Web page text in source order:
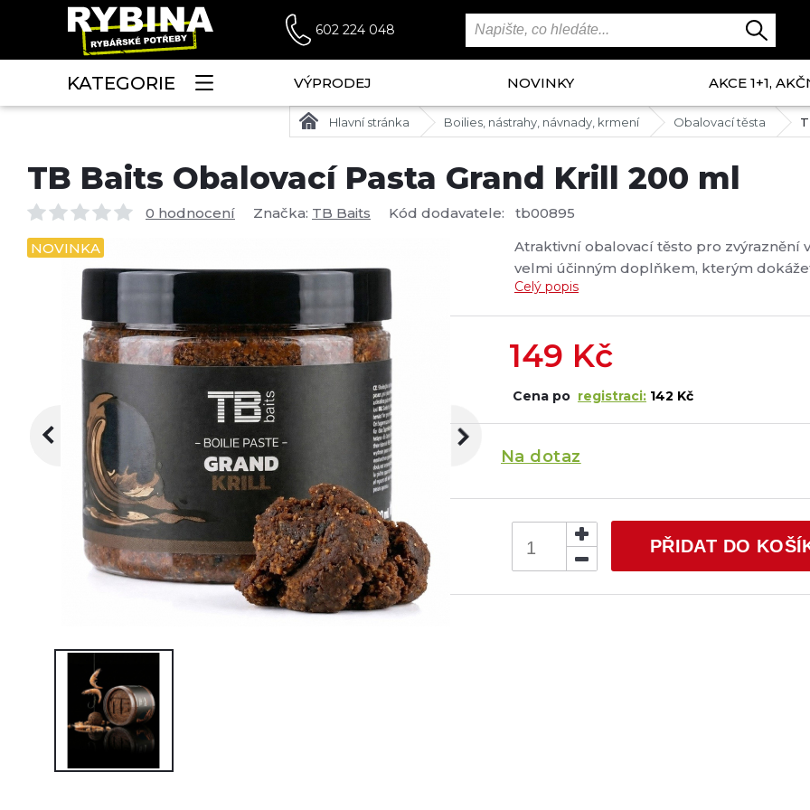
602 224 048
KATEGORIE VÝPRODEJ NOVINKY AKCE 1+1,
Hlavní stránka Boilies, nástrahy, návnady, krmení Obalovací těsta
TB Baits Obalovací Pasta Grand Krill 200 ml
0 hodnocení Značka: TB Baits Kód dodavatele: tb00895
NOVINKA
Atraktivní obalovací těsto pro zvýraznění
velmi účinným doplňkem, kterým
obsahuje účinné látky, které se
Navíc obsahuje aktivní mikro částice,
Celý popis
149 Kč
Cena po registraci: 142 Kč
Na dotaz
PŘIDAT DO